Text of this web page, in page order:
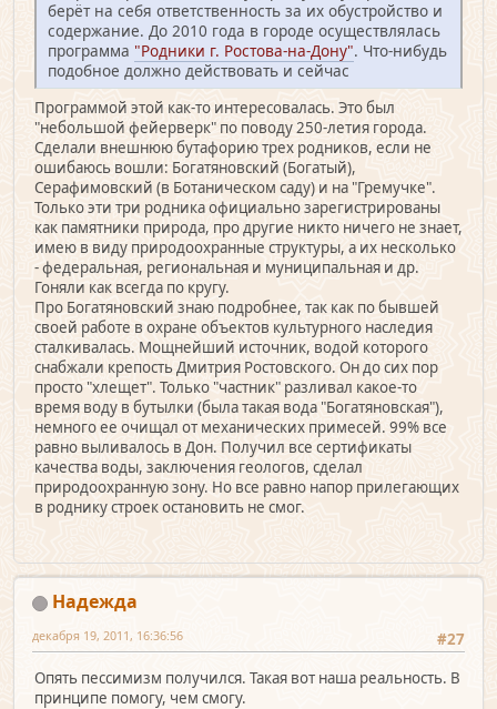
берёт на себя ответственность за их обустройство и
содержание. До 2010 года в городе осуществлялась
программа "Родники г. Ростова-на-Дону". Что-нибудь
подобное должно действовать и сейчас
Программой этой как-то интересовалась. Это был
"небольшой фейерверк" по поводу 250-летия города.
Сделали внешнюю бутафорию трех родников, если не
ошибаюсь вошли: Богатяновский (Богатый),
Серафимовский (в Ботаническом саду) и на "Гремучке".
Только эти три родника официально зарегистрированы
как памятники природа, про другие никто ничего не знает,
имею в виду природоохранные структуры, а их несколько
- федеральная, региональная и муниципальная и др.
Гоняли как всегда по кругу.
Про Богатяновский знаю подробнее, так как по бывшей
своей работе в охране объектов культурного наследия
сталкивалась. Мощнейший источник, водой которого
снабжали крепость Дмитрия Ростовского. Он до сих пор
просто "хлещет". Только "частник" разливал какое-то
время воду в бутылки (была такая вода "Богатяновская"),
немного ее очищал от механических примесей. 99% все
равно выливалось в Дон. Получил все сертификаты
качества воды, заключения геологов, сделал
природоохранную зону. Но все равно напор прилегающих
в роднику строек остановить не смог.
Надежда
#27
декабря 19, 2011, 16:36:56
Опять пессимизм получился. Такая вот наша реальность. В
принципе помогу, чем смогу.